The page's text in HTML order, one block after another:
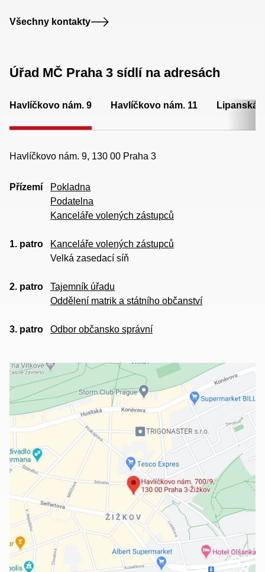
Všechny kontakty
Úřad MČ Praha 3 sídlí na adresách
Havlíčkovo nám. 9 Havlíčkovo nám. 11 Lipanská 7
Havlíčkovo nám. 9, 130 00 Praha 3
Přízemí
Pokladna
Podatelna
Kanceláře volených zástupců
1. patro
Kanceláře volených zástupců
Velká zasedací síň
2. patro
Tajemník úřadu
Oddělení matrik a státního občanství
3. patro Odbor občansko správní